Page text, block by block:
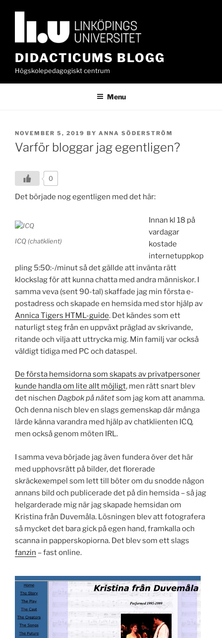
DIDACTICUMS BLOGG
Högskolepedagogiskt centrum
Menu
POSTED
ON
NOVEMBER 5, 2019 BY ANNA SÖDERSTRÖM
Varför bloggar jag egentligen?
0
Det började nog egentligen med det här:
ICQ (chatklient)
Innan kl 18 på
vardagar
kostade
internetuppkop
pling 5:50:-/minut så det gällde att invänta rätt
klockslag för att kunna chatta med andra människor. I
samma veva (sent 90-tal) skaffade jag min första e-
postadress och skapade en hemsida med stor hjälp av
Annica Tigers HTML-guide. Det kändes som ett
naturligt steg från en uppväxt präglad av skrivande,
ritande och vilja att uttrycka mig. Min familj var också
väldigt tidiga med PC och dataspel.
De första hemsidorna som skapats av privatpersoner
kunde handla om lite allt möjligt, men rätt snart blev
det nischen Dagbok på nätetsom jag kom att anamma.
Och denna nisch blev en slags gemenskap där många
lärde känna varandra med hjälp av chatklienten ICQ,
men också genom möten IRL.
I samma veva började jag även fundera över det här
med upphovsrätt på bilder, det florerade
skräckexempel som lett till böter om du snodde någon
annans bild och publicerade det på din hemsida – så jag
helgarderade mig när jag skapade hemsidan om
Kristina från Duvemåla. Lösningen blev att fotografera
så mycket det bara gick på egen hand, framkalla och
scanna in papperskopiorna. Det blev som ett slags
fanzin – fast online.